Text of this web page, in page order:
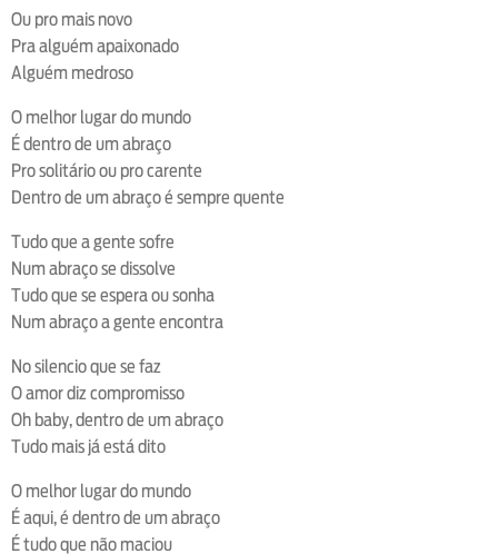
Ou pro mais novo
Pra alguém apaixonado
Alguém medroso
O melhor lugar do mundo
É dentro de um abraço
Pro solitário ou pro carente
Dentro de um abraço é sempre quente
Tudo que a gente sofre
Num abraço se dissolve
Tudo que se espera ou sonha
Num abraço a gente encontra
No silencio que se faz
O amor diz compromisso
Oh baby, dentro de um abraço
Tudo mais já está dito
O melhor lugar do mundo
É aqui, é dentro de um abraço
É tudo que não maciou